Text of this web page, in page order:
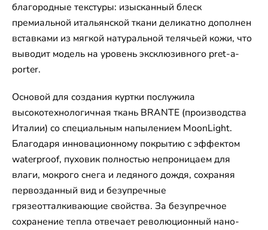
благородные текстуры: изысканный блеск
премиальной итальянской ткани деликатно дополнен
вставками из мягкой натуральной телячьей кожи, что
выводит модель на уровень эксклюзивного pret-a-
porter.
Основой для создания куртки послужила
высокотехнологичная ткань BRANTE (производства
Италии) со специальным напылением MoonLight.
Благодаря инновационному покрытию с эффектом
waterproof, пуховик полностью непроницаем для
влаги, мокрого снега и ледяного дождя, сохраняя
первозданный вид и безупречные
грязеотталкивающие свойства. За безупречное
сохранение тепла отвечает революционный нано-